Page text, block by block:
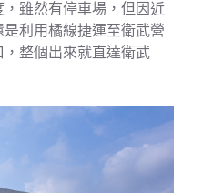
雖然有停車場，但因近
利用橘線捷運至衛武營
整個出來就直達衛武